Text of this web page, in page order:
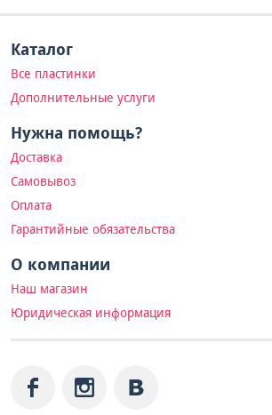
Каталог
Все пластинки
Дополнительные услуги
Нужна помощь?
Доставка
Самовывоз
Оплата
Гарантийные обязательства
О компании
Наш магазин
Юридическая информация